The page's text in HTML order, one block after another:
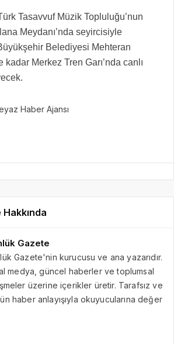
Tasavvuf Müzik Topluluğu’nun
Meydanı’nda seyircisiyle
Belediyesi Mehteran
Merkez Tren Garı’nda canlı
Haber Ajansı
Gazete
Gazete'nin kurucusu ve ana yazarıdır.
medya, güncel haberler ve toplumsal
üzerine içerikler üretir. Tarafsız ve
haber anlayışıyla okuyucularına değer